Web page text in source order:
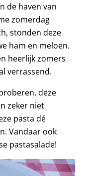
de haven van
zomerdag
stonden deze
ham en meloen.
heerlijk zomers
verrassend.
deze
zeker niet
pasta dé
Vandaar ook
pastasalade!